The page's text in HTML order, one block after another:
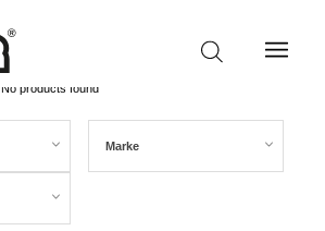
No products found
Marke